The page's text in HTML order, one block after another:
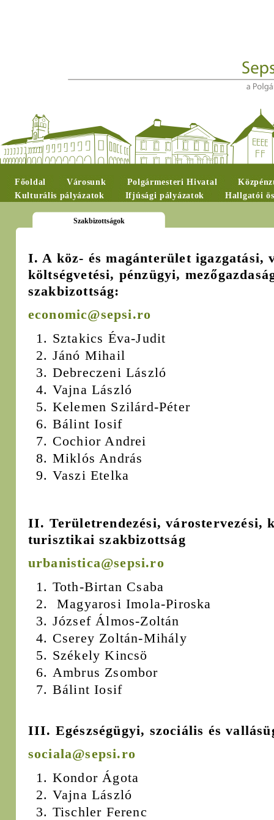
Főoldal Városunk Polgármesteri Hivatal
Kulturális pályázatok
Ifjúsági pályázatok Hallgatói
Szakbizottságok
I. A köz- és magánterület igazgatási,
költségvetési, pénzügyi,
szakbizottság:
economic@sepsi.ro
Sztakics Éva-Judit
Jánó Mihail
Debreczeni László
Vajna László
Kelemen Szilárd-Péter
Bálint Iosif
Cochior Andrei
Miklós András
Vaszi Etelka
II. Területrendezési, várostervezési,
turisztikai szakbizottság
urbanistica@sepsi.ro
Toth-Birtan Csaba
Magyarosi Imola-Piroska
József Álmos-Zoltán
Cserey Zoltán-Mihály
Székely Kincsö
Ambrus Zsombor
Bálint Iosif
III. Egészségügyi, szociális és
sociala@sepsi.ro
Kondor Ágota
Vajna László
Tischler Ferenc